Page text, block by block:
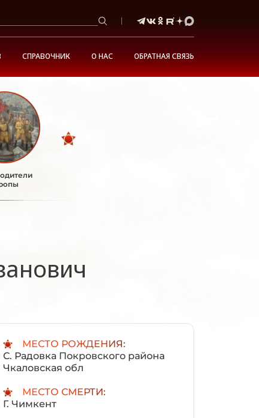
СПРАВОЧНИК О НАС ОБРАТНАЯ СВЯЗЬ
МЕСТО РОЖДЕНИЯ:
С. Радовка Покровского района
Чкаловская обл
МЕСТО СМЕРТИ:
Г. Чимкент